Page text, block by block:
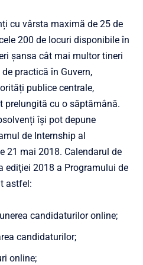
cu vârsta maximă de 25 de
200 de locuri disponibile în
șansa cât mai multor tineri
practică în Guvern,
publice centrale,
prelungită cu o săptămână.
își pot depune
de Internship al
21 mai 2018. Calendarul de
ediţiei 2018 a Programului de
astfel:
candidaturilor online;
candidaturilor;
online;